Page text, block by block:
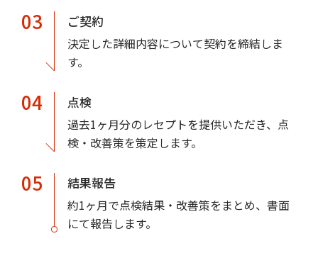
03 ご契約
決定した詳細内容について契約を締結しま
す。
04 点検
過去1ヶ月分のレセプトを提供いただき、点
検・改善策を策定します。
05 結果報告
約1ヶ月で点検結果・改善策をまとめ、書面
にて報告します。